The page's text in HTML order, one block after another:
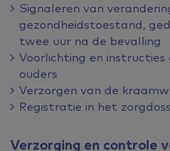
Signaleren van
gezondheidstoestand,
twee uur na de bevalling
Voorlichting en instructies
ouders
Verzorgen van de
Registratie in het
Verzorging en controle